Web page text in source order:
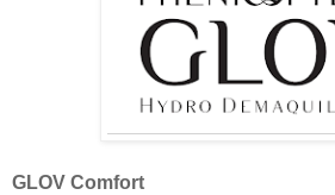
GLOV Comfort